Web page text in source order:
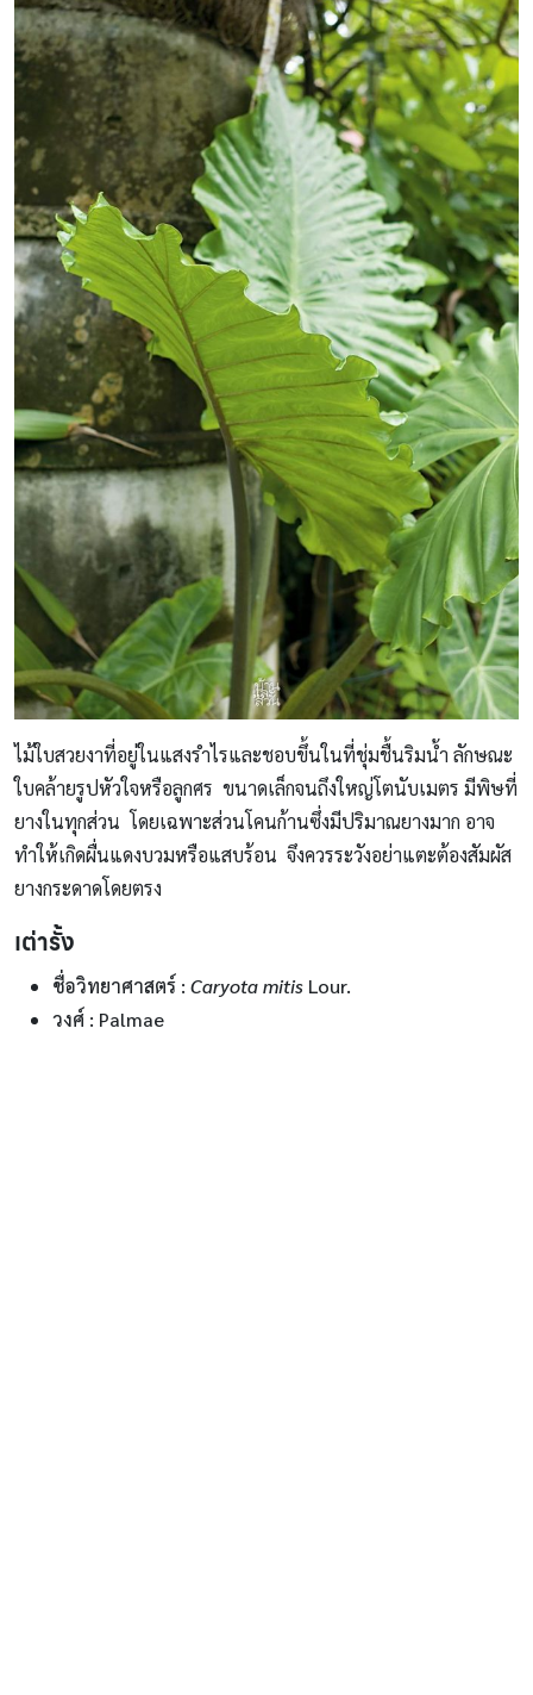
ไม้ใบสวยงาที่อยู่ในแสงรำไรและชอบขึ้นในที่ชุ่มชื้นริมน้ำ ลักษณะ
ใบคล้ายรูปหัวใจหรือลูกศร ขนาดเล็กจนถึงใหญ่โตนับเมตร มีพิษที่
ยางในทุกส่วน โดยเฉพาะส่วนโคนก้านซึ่งมีปริมาณยางมาก อาจ
ทำให้เกิดผื่นแดงบวมหรือแสบร้อน จึงควรระวังอย่าแตะต้องสัมผัส
ยางกระดาดโดยตรง
เต่ารั้ง
ชื่อวิทยาศาสตร์ : Caryota mitis Lour.
วงศ์ : Palmae